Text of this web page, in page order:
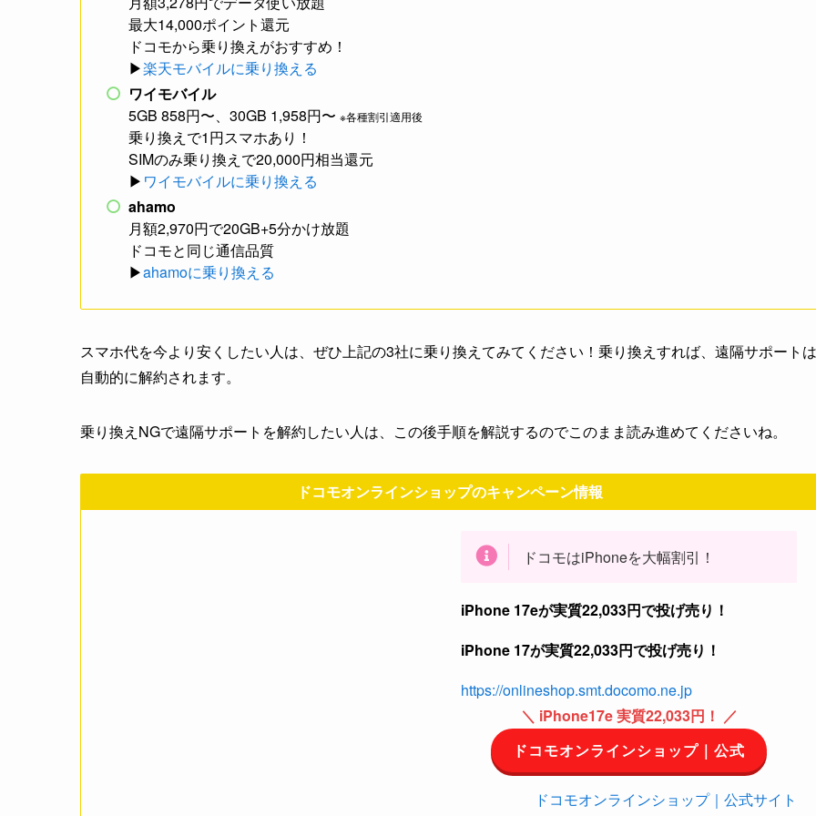
最大14,000ポイント還元
ドコモから乗り換えがおすすめ！
▶︎楽天モバイルに乗り換える
ワイモバイル
5GB 858円〜、30GB 1,958円〜 ※各種割引適用後
乗り換えで1円スマホあり！
SIMのみ乗り換えで20,000円相当還元
▶︎ ワイモバイルに乗り換える
ahamo
月額2,970円で20GB+5分かけ放題
ドコモと同じ通信品質
▶︎ahamoに乗り換える
スマホ代を今より安くしたい人は、ぜひ上記の3社に乗り換えてみてください！乗り換えすれば、遠隔サポートは
自動的に解約されます。
乗り換えNGで遠隔サポートを解約したい人は、この後手順を解説するのでこのまま読み進めてくださいね。
ドコモオンラインショップのキャンペーン情報
ドコモはiPhoneを大幅割引！
iPhone 17eが実質22,033円で投げ売り！
iPhone 17が実質22,033円で投げ売り！
https://onlineshop.smt.docomo.ne.jp
＼ iPhone17e 実質22,033円！ ／
ドコモオンラインショップ｜公式
ドコモオンラインショップ｜公式サイト